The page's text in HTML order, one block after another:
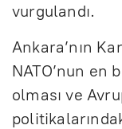
vurgulandı.
Ankara’nın
NATO’nun en
olması ve